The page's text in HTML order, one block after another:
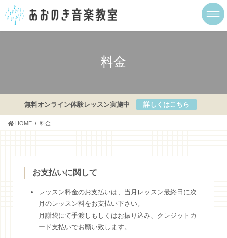
ン
ビ
料金
無料オンライン体験レッスン実施中 詳しくはこちら
HOME 料金
お支払いに関して
レッスン料金のお支払いは、当月レッスン最終日に次
月のレッスン料をお支払い下さい。
月謝袋にて手渡しもしくはお振り込み、クレジットカ
ード支払いでお願い致します。